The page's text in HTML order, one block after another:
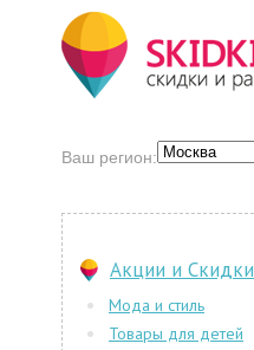
Ваш регион:
Акции и Скидки
Мода и стиль
Товары для детей